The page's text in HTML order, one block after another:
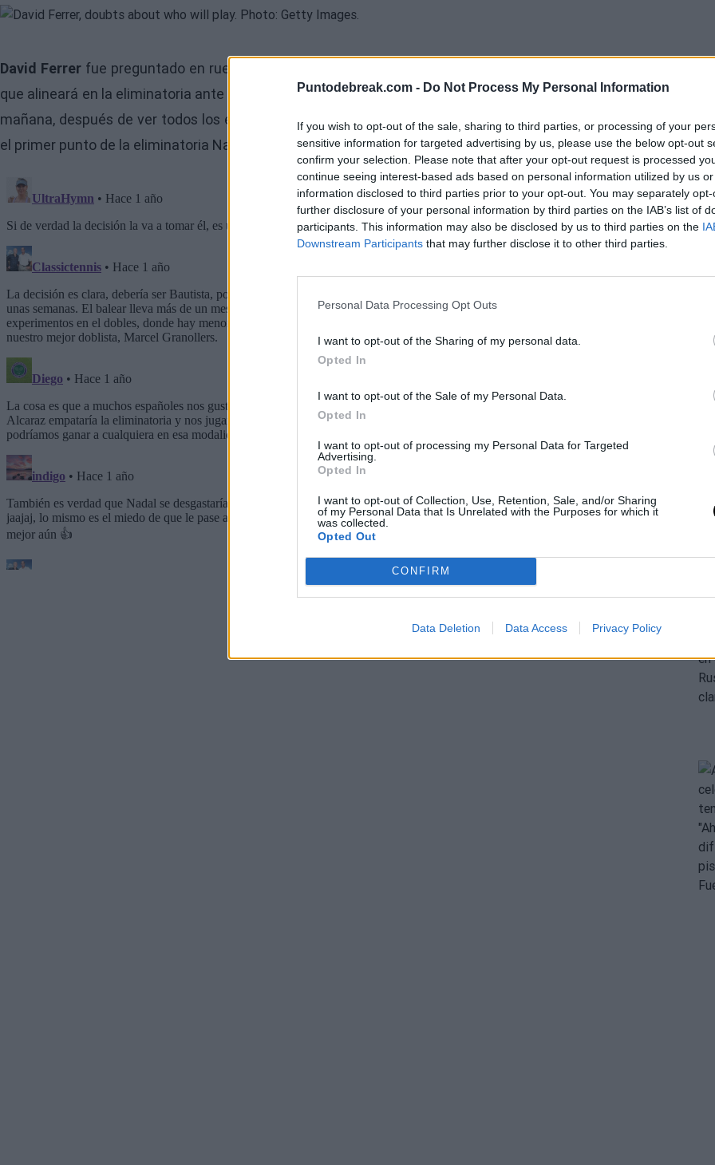
Puntodebreak.com - Do Not Process My Personal Information
If you wish to opt-out of the sale, sharing to third parties, or processing of your
sensitive information for targeted advertising by us, please use the below opt-out
confirm your selection. Please note that after your opt-out request is processed
continue seeing interest-based ads based on personal information utilized by us
information disclosed to third parties prior to your opt-out. You may separately
further disclosure of your personal information by third parties on the IAB’s list of
participants. This information may also be disclosed by us to third parties on the
Downstream Participants that may further disclose it to other third parties.
Personal Data Processing Opt Outs
I want to opt-out of the Sharing of my personal data.
Opted In
I want to opt-out of the Sale of my Personal Data.
Opted In
I want to opt-out of processing my Personal Data for Targeted
Advertising.
Opted In
I want to opt-out of Collection, Use, Retention, Sale, and/or Sharing
of my Personal Data that Is Unrelated with the Purposes for which it
was collected.
Opted Out
CONFIRM
Data Deletion Data Access Privacy Policy
David Ferrer fue preguntado en rueda de prensa acerca de si sabía ya quiénes serán los jugadores a los
que alineará en la eliminatoria ante Países Bajos de laCopa Davis 2024. "Aún no lo sé. Tomaré la decisión
mañana, después de ver todos los entrenamientos", dijo sin querer desvela la gran incógnita de si jugará
el primer punto de la eliminatoria Nadal o Bautista.